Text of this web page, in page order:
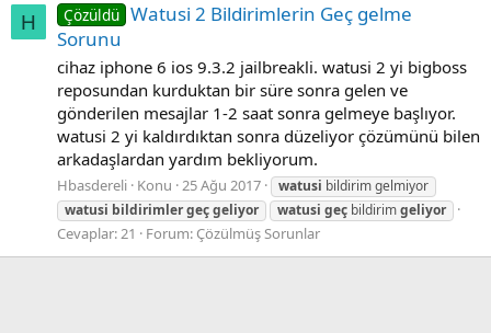
H Çözüldü Watusi 2 Bildirimlerin Geç gelme
Sorunu
cihaz iphone 6 ios 9.3.2 jailbreakli. watusi 2 yi bigboss
reposundan kurduktan bir süre sonra gelen ve
gönderilen mesajlar 1-2 saat sonra gelmeye başlıyor.
watusi 2 yi kaldırdıktan sonra düzeliyor çözümünü bilen
arkadaşlardan yardım bekliyorum.
Hbasdereli Konu 25 Ağu 2017 watusi bildirim gelmiyor
watusi bildirimlergeçgeliyor watusi geç bildirimgeliyor
Cevaplar: 21 Forum: Çözülmüş Sorunlar